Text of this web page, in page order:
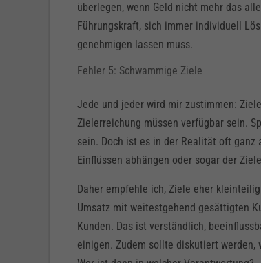
überlegen, wenn Geld nicht mehr das
Führungskraft, sich immer individuell
genehmigen lassen muss.
Fehler 5: Schwammige Ziele
Jede und jeder wird mir zustimmen:
Zielerreichung müssen verfügbar sein.
sein. Doch ist es in der Realität oft
Einflüssen abhängen oder sogar der
Daher empfehle ich, Ziele eher
Umsatz mit weitestgehend gesättigten
Kunden. Das ist verständlich,
einigen. Zudem sollte diskutiert